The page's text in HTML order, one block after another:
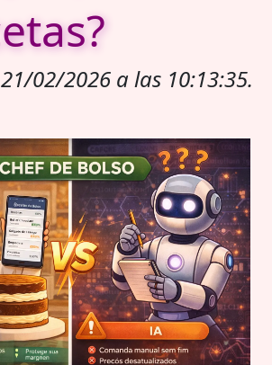
02/2026 a las 10:13:35.